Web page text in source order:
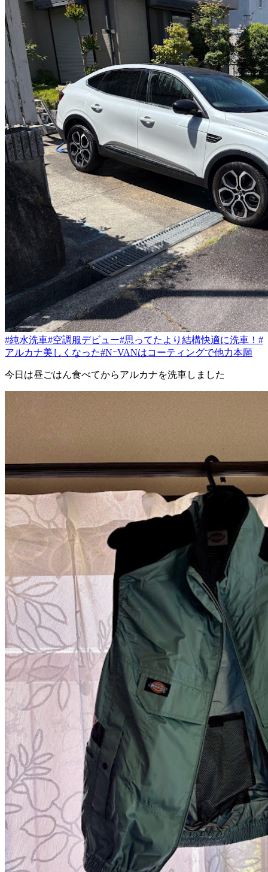
#純水洗車#空調服デビュー#思ってたより結構快適に洗車！ #
アルカナ美しくなった#NｰVANはコーティングで他力本願
今日は昼ごはん食べてからアルカナを洗車しました